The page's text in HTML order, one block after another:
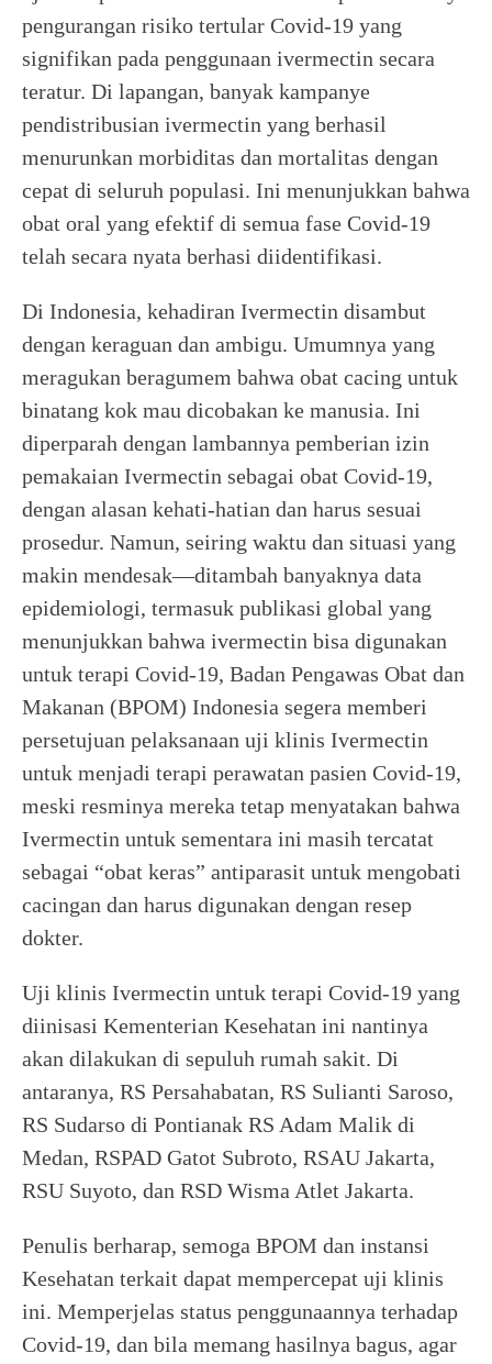
pengurangan risiko tertular Covid-19 yang
signifikan pada penggunaan ivermectin secara
teratur. Di lapangan, banyak kampanye
pendistribusian ivermectin yang berhasil
menurunkan morbiditas dan mortalitas dengan
cepat di seluruh populasi. Ini menunjukkan bahwa
obat oral yang efektif di semua fase Covid-19
telah secara nyata berhasi diidentifikasi.
Di Indonesia, kehadiran Ivermectin disambut
dengan keraguan dan ambigu. Umumnya yang
meragukan beragumem bahwa obat cacing untuk
binatang kok mau dicobakan ke manusia. Ini
diperparah dengan lambannya pemberian izin
pemakaian Ivermectin sebagai obat Covid-19,
dengan alasan kehati-hatian dan harus sesuai
prosedur. Namun, seiring waktu dan situasi yang
makin mendesak—ditambah banyaknya data
epidemiologi, termasuk publikasi global yang
menunjukkan bahwa ivermectin bisa digunakan
untuk terapi Covid-19, Badan Pengawas Obat dan
Makanan (BPOM) Indonesia segera memberi
persetujuan pelaksanaan uji klinis Ivermectin
untuk menjadi terapi perawatan pasien Covid-19,
meski resminya mereka tetap menyatakan bahwa
Ivermectin untuk sementara ini masih tercatat
sebagai “obat keras” antiparasit untuk mengobati
cacingan dan harus digunakan dengan resep
dokter.
Uji klinis Ivermectin untuk terapi Covid-19 yang
diinisasi Kementerian Kesehatan ini nantinya
akan dilakukan di sepuluh rumah sakit. Di
antaranya, RS Persahabatan, RS Sulianti Saroso,
RS Sudarso di Pontianak RS Adam Malik di
Medan, RSPAD Gatot Subroto, RSAU Jakarta,
RSU Suyoto, dan RSD Wisma Atlet Jakarta.
Penulis berharap, semoga BPOM dan instansi
Kesehatan terkait dapat mempercepat uji klinis
ini. Memperjelas status penggunaannya terhadap
Covid-19, dan bila memang hasilnya bagus, agar